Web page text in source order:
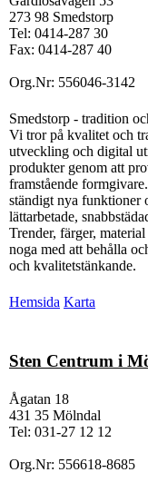
273 98 Smedstorp
Tel: 0414-287 30
Fax: 0414-287 40
Org.Nr: 556046-3142
Smedstorp - tradition
Vi tror på kvalitet och
utveckling och digital
produkter genom att
framstående
ständigt nya funktioner
lättarbetade,
Trender, färger,
noga med att behålla
och kvalitetstänkande.
Hemsida Karta
Sten Centrum i
Ågatan 18
431 35 Mölndal
Tel: 031-27 12 12
Org.Nr: 556618-8685